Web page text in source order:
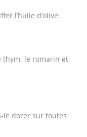
l’huile d’olive.
thym, le romarin et
le dorer sur toutes